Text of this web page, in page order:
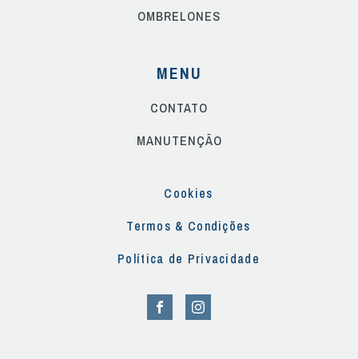
OMBRELONES
MENU
CONTATO
MANUTENÇÃO
Cookies
Termos & Condições
Política de Privacidade